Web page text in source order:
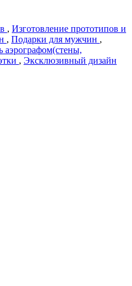
, Изготовление прототипов и
, Подарки для мужчин ,
аэрографом(стены,
, Эксклюзивный дизайн